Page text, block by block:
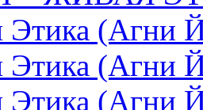
Этика (Агни
(Агни
(Агни